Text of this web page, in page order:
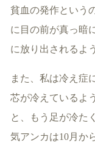
貧血の発作という
に目の前が真っ暗
に放り出されるよ
また、私は冷え症
芯が冷えているよ
と、もう足が冷た
気アンカは10月か